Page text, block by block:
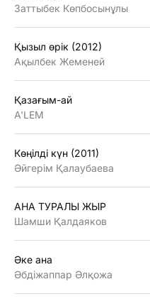
Заттыбек Көпбосынұлы
Қызыл өрiк (2012)
Ақылбек Жеменей
Қазағым-ай
A'LEM
Көңiлдi күн (2011)
Әйгерiм Қалаубаева
АНА ТУРАЛЫ ЖЫР
Шамши Қалдаяков
Әке ана
Әбдiжаппар Әлқожа